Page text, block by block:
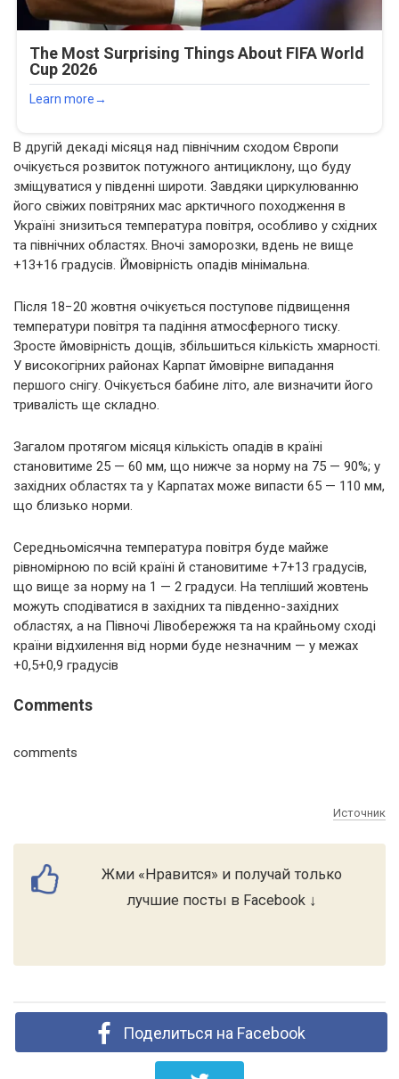
В другій декаді місяця над північним сходом Європи
очікується розвиток потужного антициклону, що буду
зміщуватися у південні широти. Завдяки циркулюванню
його свіжих повітряних мас арктичного походження в
Україні знизиться температура повітря, особливо у східних
та північних областях. Вночі заморозки, вдень не вище
+13+16 градусів. Ймовірність опадів мінімальна.
Після 18−20 жовтня очікується поступове підвищення
температури повітря та падіння атмосферного тиску.
Зросте ймовірність дощів, збільшиться кількість хмарності.
У високогірних районах Карпат ймовірне випадання
першого снігу. Очікується бабине літо, але визначити його
тривалість ще складно.
Загалом протягом місяця кількість опадів в країні
становитиме 25 — 60 мм, що нижче за норму на 75 — 90%; у
західних областях та у Карпатах може випасти 65 — 110 мм,
що близько норми.
Середньомісячна температура повітря буде майже
рівномірною по всій країні й становитиме +7+13 градусів,
що вище за норму на 1 — 2 градуси. На тепліший жовтень
можуть сподіватися в західних та південно-західних
областях, а на Півночі Лівобережжя та на крайньому сході
країни відхилення від норми буде незначним — у межах
+0,5+0,9 градусів
Comments
comments
Источник
Жми «Нравится» и получай только
лучшие посты в Facebook ↓
Поделиться на Facebook